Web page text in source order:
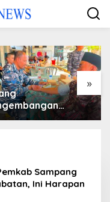
»
Hidayah,
Sampang
Sampang
Ini Harapan